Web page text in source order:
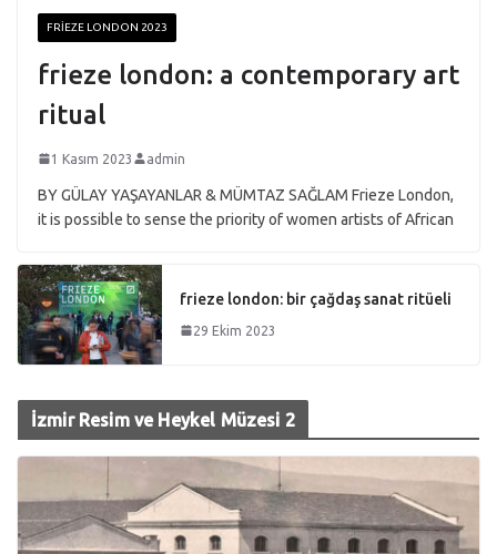
FRIEZE LONDON 2023
frieze london: a contemporary art
ritual
1 Kasım 2023 admin
BY GÜLAY YAŞAYANLAR & MÜMTAZ SAĞLAM Frieze London,
it is possible to sense the priority of women artists of African
frieze london: bir çağdaş sanat ritüeli
29 Ekim 2023
İzmir Resim ve Heykel Müzesi 2